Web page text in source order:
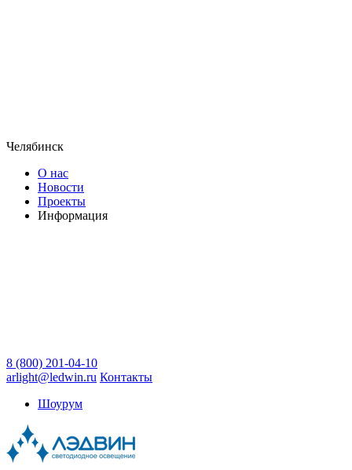
Челябинск
О нас
Новости
Проекты
Информация
8 (800) 201-04-10
arlight@ledwin.ru Контакты
Шоурум